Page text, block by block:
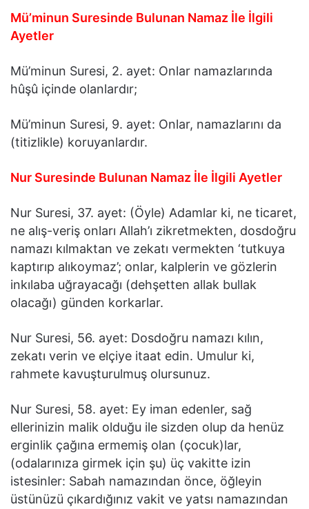
Mü’minun Suresinde Bulunan Namaz İle İlgili
Ayetler
Mü’minun Suresi, 2. ayet: Onlar namazlarında
hûşû içinde olanlardır;
Mü’minun Suresi, 9. ayet: Onlar, namazlarını da
(titizlikle) koruyanlardır.
Nur Suresinde Bulunan Namaz İle İlgili Ayetler
Nur Suresi, 37. ayet: (Öyle) Adamlar ki, ne ticaret,
ne alış-veriş onları Allah’ı zikretmekten, dosdoğru
namazı kılmaktan ve zekatı vermekten ‘tutkuya
kaptırıp alıkoymaz’; onlar, kalplerin ve gözlerin
inkılaba uğrayacağı (dehşetten allak bullak
olacağı) günden korkarlar.
Nur Suresi, 56. ayet: Dosdoğru namazı kılın,
zekatı verin ve elçiye itaat edin. Umulur ki,
rahmete kavuşturulmuş olursunuz.
Nur Suresi, 58. ayet: Ey iman edenler, sağ
ellerinizin malik olduğu ile sizden olup da henüz
erginlik çağına ermemiş olan (çocuk)lar,
(odalarınıza girmek için şu) üç vakitte izin
istesinler: Sabah namazından önce, öğleyin
üstünüzü çıkardığınız vakit ve yatsı namazından